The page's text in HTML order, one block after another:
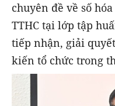
chuyên đề về số
TTHC tại lớp tập
tiếp nhận, giải
kiến tổ chức trong